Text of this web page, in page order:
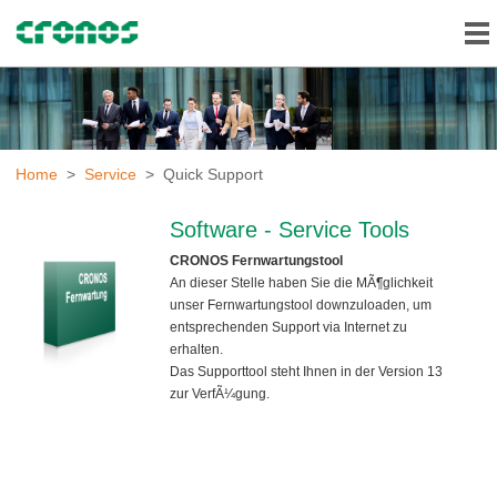
Home> Service> Quick Support
Software - Service Tools
CRONOS Fernwartungstool
An dieser Stelle haben Sie die MÃ¶glichkeit
unser Fernwartungstool downzuloaden, um
entsprechenden Support via Internet zu
erhalten.
Das Supporttool steht Ihnen in der Version 13
zur VerfÃ¼gung.